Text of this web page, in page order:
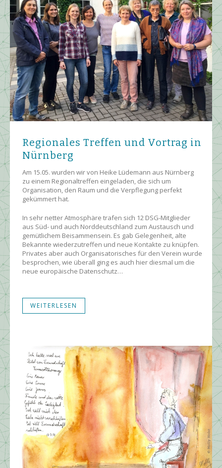
Regionales Treffen und Vortrag in
Nürnberg
Am 15.05. wurden wir von Heike Lüdemann aus Nürnberg
zu einem Regionaltreffen eingeladen, die sich um
Organisation, den Raum und die Verpflegung perfekt
gekümmert hat.
In sehr netter Atmosphäre trafen sich 12 DSG-Mitglieder
aus Süd- und auch Norddeutschland zum Austausch und
gemütlichem Beisammensein. Es gab Gelegenheit, alte
Bekannte wiederzutreffen und neue Kontakte zu knüpfen.
Privates aber auch Organisatorisches für den Verein wurde
besprochen, wie überall ging es auch hier diesmal um die
neue europäische Datenschutz…
WEITERLESEN